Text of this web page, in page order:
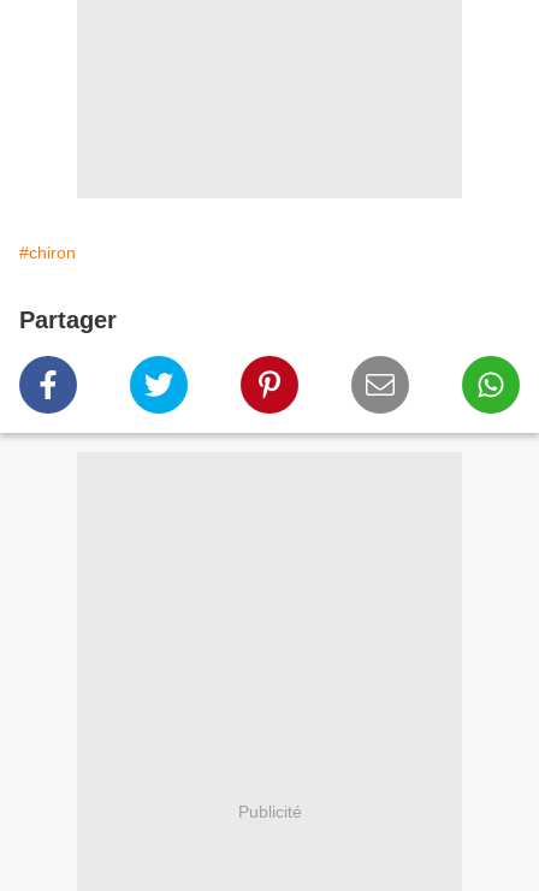
#chiron
Partager
Publicité